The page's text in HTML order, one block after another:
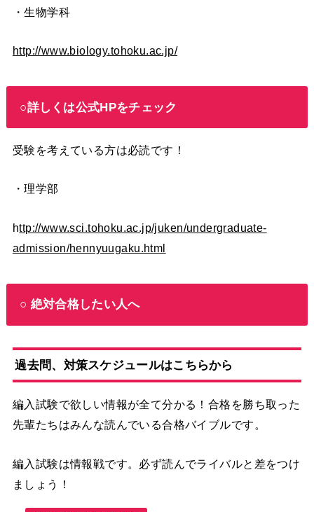
・生物学科
http://www.biology.tohoku.ac.jp/
○詳しくは公式HPをチェック
受験を考えている方は必読です！
・理学部
http://www.sci.tohoku.ac.jp/juken/undergraduate-
admission/hennyuugaku.html
○ 絶対合格したい人へ
過去問、対策スケジュールはこちらから
編入試験で欲しい情報が全て分かる！合格を勝ち取った
先輩たちはみんな読んでいる合格バイブルです。
編入試験は情報戦です。必ず読んでライバルと差をつけ
ましょう！